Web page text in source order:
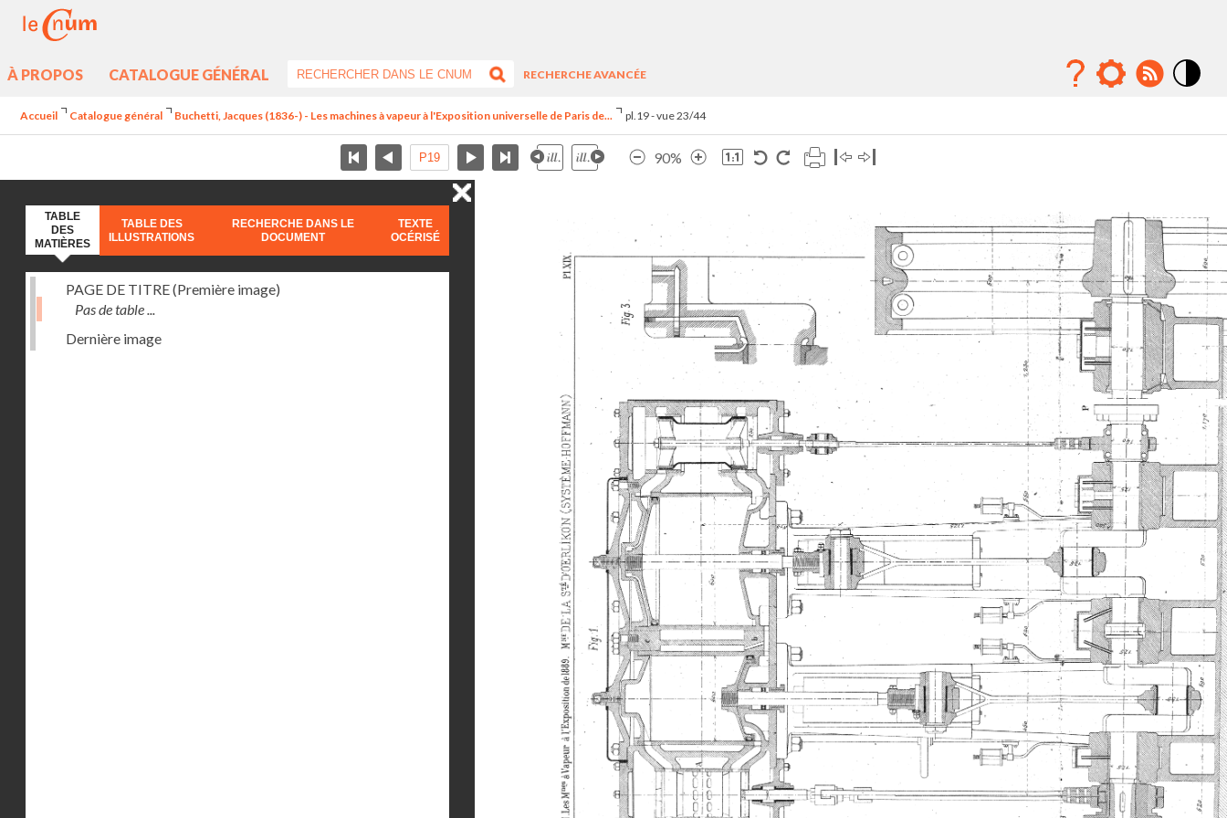
À PROPOS CATALOGUE GÉNÉRAL
RECHERCHE AVANCÉE
Accueil Catalogue général Buchetti, Jacques (1836-) - Les machines à vapeur à l'Exposition universelle de Paris de... pl.19 - vue 23/44
90%
TABLE
DES
MATIÈRES
TABLE DES
ILLUSTRATIONS
RECHERCHE DANS LE
DOCUMENT
TEXTE
OCÉRISÉ
PAGE DE TITRE (Première image)
Pas de table ...
Dernière image